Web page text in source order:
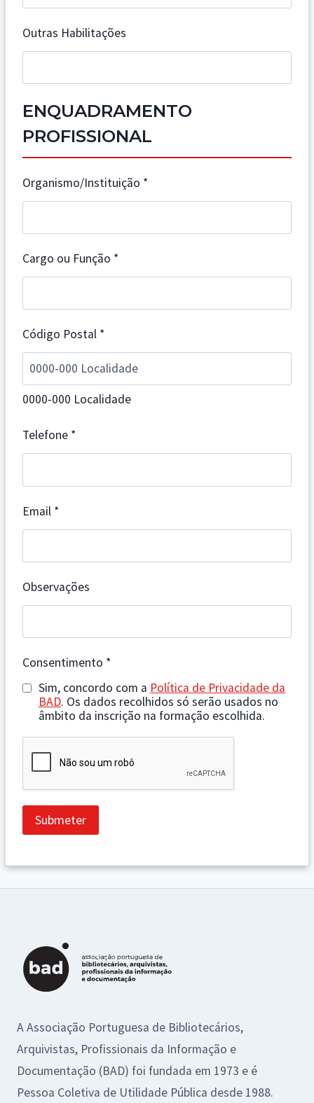
Outras Habilitações
ENQUADRAMENTO
PROFISSIONAL
Organismo/Instituição *
Cargo ou Função *
Código Postal *
0000-000 Localidade
Telefone *
Email *
Observações
Consentimento *
Sim, concordo com a Política de Privacidade da
BAD. Os dados recolhidos só serão usados no
âmbito da inscrição na formação escolhida.
Submeter
A Associação Portuguesa de Bibliotecários,
Arquivistas, Profissionais da Informação e
Documentação (BAD) foi fundada em 1973 e é
Pessoa Coletiva de Utilidade Pública desde 1988.